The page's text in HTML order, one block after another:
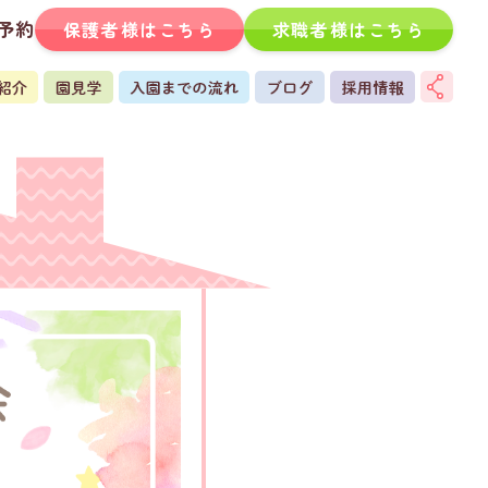
約 保護者様はこちら 求職者様はこちら